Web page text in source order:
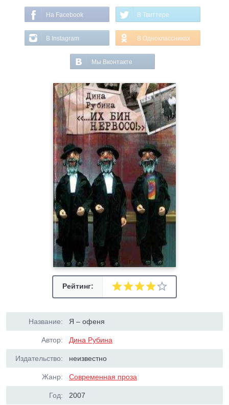
На Facebook В Твиттере
В Instagram В Одноклассниках
Мы Вконтакте
Рейтинг:
Название: Я – офеня
Автор: Дина Рубина
Издательство: неизвестно
Жанр: Современная проза
Год: 2007